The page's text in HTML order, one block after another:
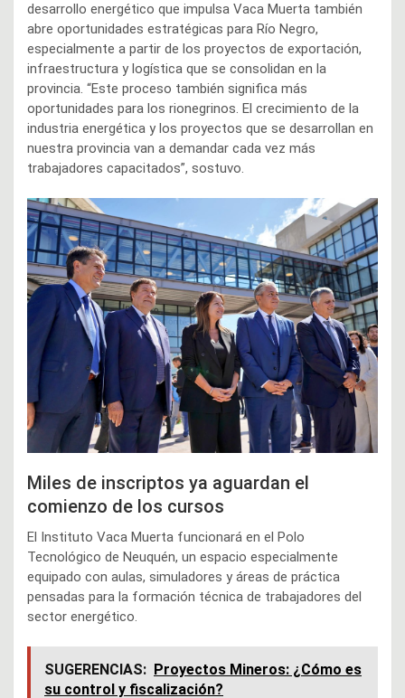
desarrollo energético que impulsa Vaca Muerta también
abre oportunidades estratégicas para Río Negro,
especialmente a partir de los proyectos de exportación,
infraestructura y logística que se consolidan en la
provincia. “Este proceso también significa más
oportunidades para los rionegrinos. El crecimiento de la
industria energética y los proyectos que se desarrollan en
nuestra provincia van a demandar cada vez más
trabajadores capacitados”, sostuvo.
Miles de inscriptos ya aguardan el
comienzo de los cursos
El Instituto Vaca Muerta funcionará en el Polo
Tecnológico de Neuquén, un espacio especialmente
equipado con aulas, simuladores y áreas de práctica
pensadas para la formación técnica de trabajadores del
sector energético.
SUGERENCIAS: Proyectos Mineros: ¿Cómo es
su control y fiscalización?